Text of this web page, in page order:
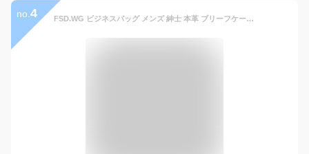
no. 4 FSD.WG ビジネスバッグ メンズ 紳士 本革 ブリーフケース a4 briefcase ブランド 【FSD.WGストアで正規品を購入してください】 1個 (x 1)